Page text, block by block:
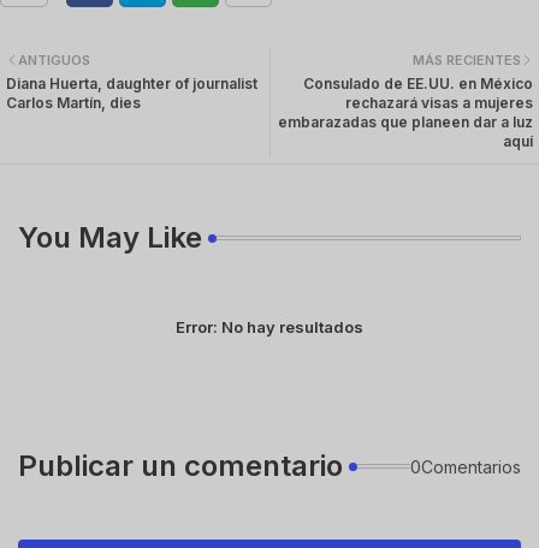
MÁS RECIENTES
Consulado de EE.UU. en México
rechazará visas a mujeres
embarazadas que planeen dar a luz
aquí
ANTIGUOS
Diana Huerta, daughter of journalist
Carlos Martín, dies
You May Like
Error: No hay resultados
Publicar un comentario 0Comentarios